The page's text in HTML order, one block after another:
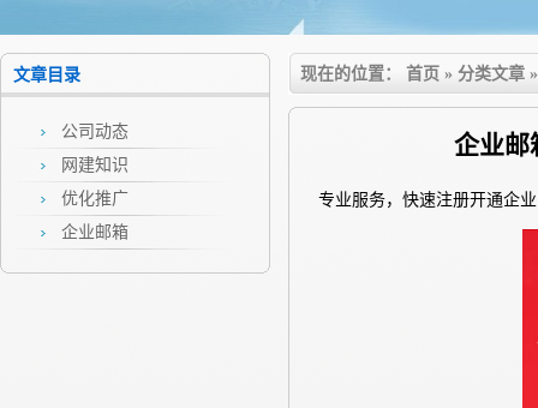
文章目录
公司动态
网建知识
优化推广
企业邮箱
现在的位置： 首页 » 分类文章
企业邮
专业服务，快速注册开通企